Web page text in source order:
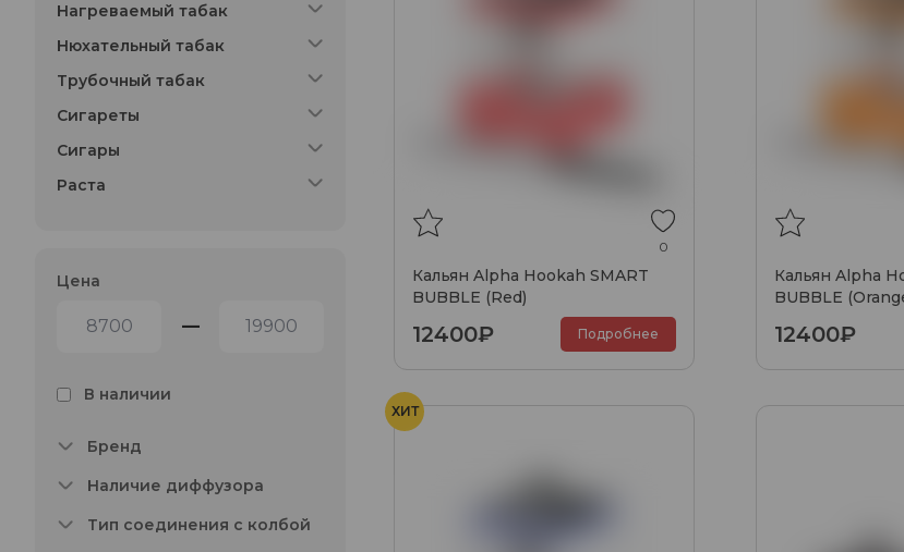
Нагреваемый табак
Нюхательный табак
Трубочный табак
Сигареты
Сигары
Раста
Цена
—
В наличии
Бренд
Наличие диффузора
Тип соединения с колбой
0
Кальян Alpha Hookah SMART
BUBBLE (Red)
12400₽ Подробнее
Кальян Alpha
BUBBLE
12400₽
ХИТ